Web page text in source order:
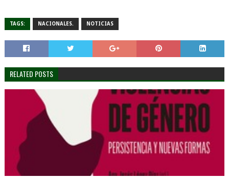
TAGS: NACIONALES. NOTICIAS
RELATED POSTS